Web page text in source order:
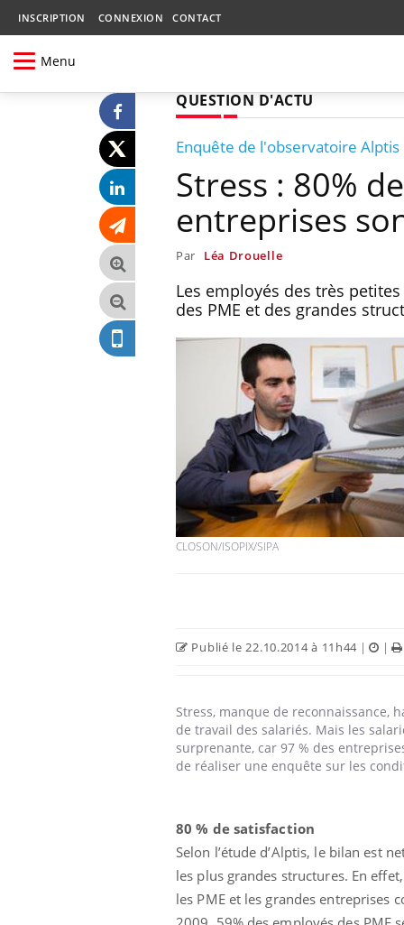
INSCRIPTION CONNEXION CONTACT
Menu
QUESTION D'ACTU
Enquête de l'observatoire Alptis
Stress : 80%
entreprises
Par Léa Drouelle
Les employés des très
des PME et des grandes
CLOSON/ISOPIX/SIPA
Publié le 22.10.2014 à 11h44 | |
Stress, manque de reconnaissance,
de travail des salariés. Mais les
surprenante, car 97 % des
de réaliser une enquête sur les
80 % de satisfaction
Selon l’étude d’Alptis, le bilan est
les plus grandes structures. En
les PME et les grandes entreprises